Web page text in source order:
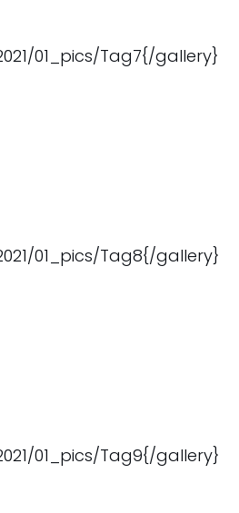
01_pics/Tag7{/gallery}
01_pics/Tag8{/gallery}
01_pics/Tag9{/gallery}